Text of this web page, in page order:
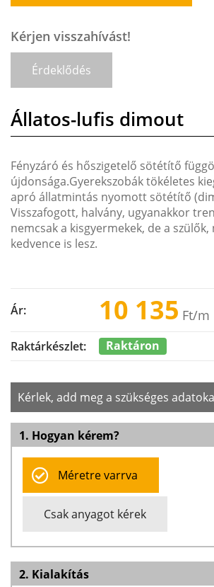
Kérjen visszahívást!
Érdeklődés
Állatos-lufis dimout
Fényzáró és hőszigetelő sötétítő
újdonsága.Gyerekszobák tökéletes
apró állatmintás nyomott sötétítő
Visszafogott, halvány, ugyanakkor
nemcsak a kisgyermekek, de a szülők,
kedvence is lesz.
Ár: 10 135 Ft/m
Raktárkészlet: Raktáron
Kérlek, add meg a szükséges
1. Hogyan kérem?
Méretre varrva
Csak anyagot kérek
2. Kialakítás